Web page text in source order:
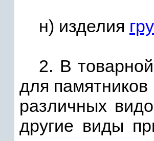
н) изделия
2. В
для памятников
различных
другие виды